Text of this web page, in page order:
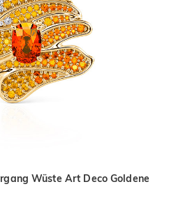
Wüste Art Deco Goldene